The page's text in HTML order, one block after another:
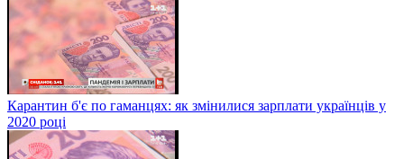
Карантин б'є по гаманцях: як змінилися зарплати українців у
2020 році